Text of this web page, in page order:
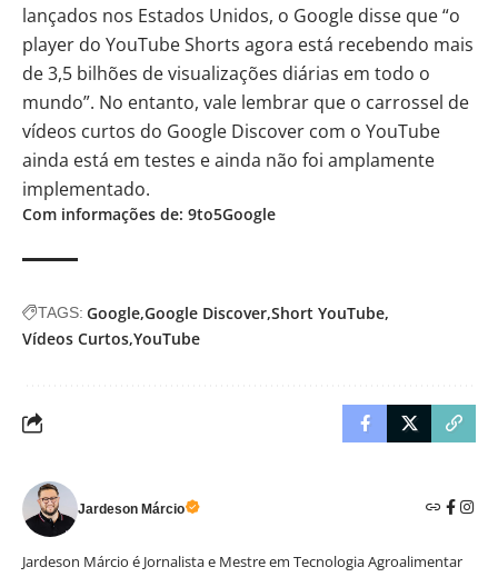
lançados nos Estados Unidos, o Google disse que “o
player do YouTube Shorts agora está recebendo mais
de 3,5 bilhões de visualizações diárias em todo o
mundo”. No entanto, vale lembrar que o carrossel de
vídeos curtos do Google Discover com o YouTube
ainda está em testes e ainda não foi amplamente
implementado.
Com informações de: 9to5Google
TAGS: Google Google Discover Short YouTube
Vídeos Curtos YouTube
Jardeson Márcio
Jardeson Márcio é Jornalista e Mestre em Tecnologia Agroalimentar